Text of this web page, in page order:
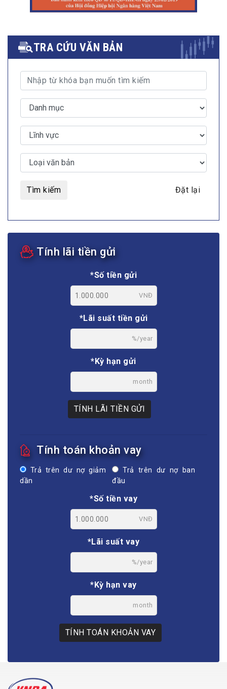
TRA CỨU VĂN BẢN
Tìm kiếm Đặt lại
Tính lãi tiền gửi
*Số tiền gửi
VNĐ
*Lãi suất tiền gửi
%/year
*Kỳ hạn gửi
month
TÍNH LÃI TIỀN GỬI
Tính toán khoản vay
Trả trên dư nợ giảm
dần
Trả trên dư nợ ban
đầu
*Số tiền vay
VNĐ
*Lãi suất vay
%/year
*Kỳ hạn vay
month
TÍNH TOÁN KHOẢN VAY